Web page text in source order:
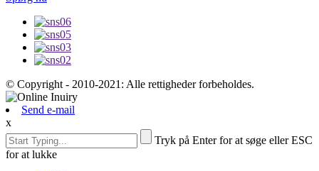
© Copyright - 2010-2021: Alle rettigheder forbeholdes.
Send e-mail
x
Tryk på Enter for at søge eller ESC
for at lukke